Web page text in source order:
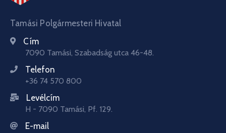
Tamási Polgármesteri Hivatal
Cím
7090 Tamási, Szabadság utca 46-48.
Telefon
+36 74 570 800
Levélcím
H - 7090 Tamási, Pf. 129.
E-mail